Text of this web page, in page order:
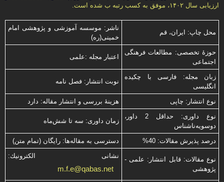
ارزیابی سال ۱۴۰۲، موفق به کسب رتبه ب شده است.
محل چاپ: ایران، قم
ناشر: موسسه آموزشی و پژوهشی امام
خمینی(ره)
حوزۀ تخصصی: مطالعات فرهنگی
اجتماعی
اعتبار مجله :علمی
زبان مجله: فارسی با چكیده
انگلیسی
نوبت انتشار: فصل نامه
نوع انتشار: چاپی
هزینۀ بررسی و انتشار مقاله: دارد
نوع داوری: حداقل 2 داور،
دوسویه‌ناشناس
زمان داوری: سه تا شش‌ماه
درصد پذیرش مقالات: 40% دسترسی به مقاله‌ها: رایگان (تمام متن)
نوع مقالات: قابل انتشار: علمی -
پژوهشی
نشانی الكترونیك:
m.f.e@qabas.net